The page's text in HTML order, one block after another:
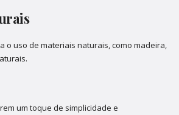
o uso de materiais naturais, como madeira,
um toque de simplicidade e